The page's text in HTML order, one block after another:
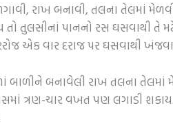
રાખ બનાવી, તલના તેલમાં
તુલસીનાં પાનનો રસ ઘસવાથી તે
એક વાર દરાજ પર ઘસવાથી
બનાવેલી રાખ તલના તેલમાં
ત્રણ-ચાર વખત પણ લગાડી